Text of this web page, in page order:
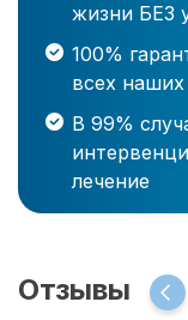
жизни БЕЗ
100%
всех
В 99%
лечение
Отзывы